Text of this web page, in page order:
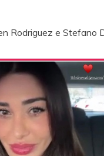
Rodriguez e Stefano